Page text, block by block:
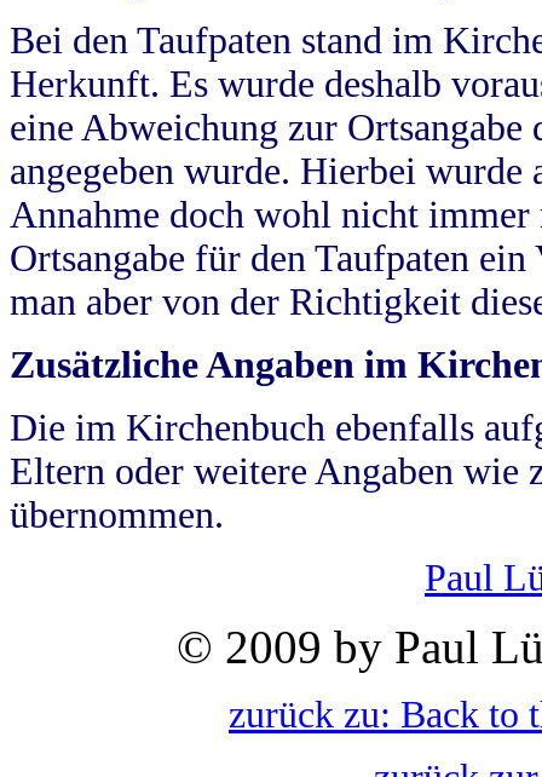
Bei den Taufpaten stand im
Herkunft. Es wurde deshalb
eine Abweichung zur
angegeben wurde. Hierbei wurde
Annahme doch wohl nicht
Ortsangabe für den Taufpaten
man aber von der Richtigkeit
Zusätzliche Angaben im
Die im Kirchenbuch ebenfalls
Eltern oder weitere Angaben wie
übernommen.
Paul
© 2009 by Paul
zurück zu: Back to